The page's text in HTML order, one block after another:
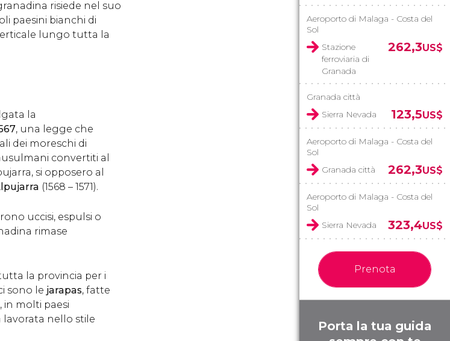
risiede nel suo
paesini bianchi di
lungo tutta la
la
, una legge che
dei moreschi di
convertiti al
si opposero al
(1568 – 1571).
uccisi, espulsi o
rimase
la provincia per i
sono le jarapas, fatte
in molti paesi
lavorata nello stile
Aeroporto di Malaga - Costa del
Sol
Stazione
ferroviaria di
Granada
262,3US$
Granada città
Sierra Nevada
123,5US$
Aeroporto di Malaga - Costa del
Sol
Granada città
262,3US$
Aeroporto di Malaga - Costa del
Sol
Sierra Nevada
323,4US$
Prenota
Porta la tua guida